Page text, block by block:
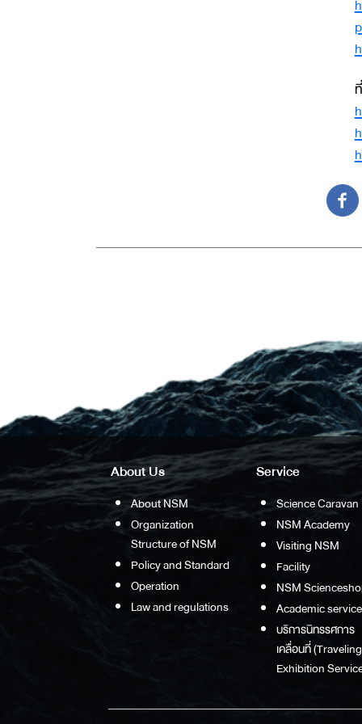
About Us
About NSM
Organization
Structure of NSM
Policy and Standard
Operation
Law and regulations
Service
Science Caravan
NSM Academy
Visiting NSM
Facility
NSM
Academic service
บริการนิทรรศการ
เคลื่อนที่ (Traveling
Exhibition